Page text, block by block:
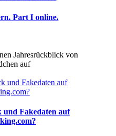
Part I online.
Jahresrückblick von
auf
und Fakedaten auf